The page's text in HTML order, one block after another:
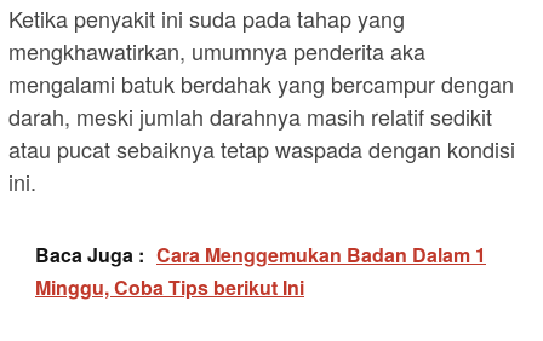
Ketika penyakit ini suda pada tahap yang
mengkhawatirkan, umumnya penderita aka
mengalami batuk berdahak yang bercampur dengan
darah, meski jumlah darahnya masih relatif sedikit
atau pucat sebaiknya tetap waspada dengan kondisi
ini.
Baca Juga : Cara Menggemukan Badan Dalam 1
Minggu, Coba Tips berikut Ini